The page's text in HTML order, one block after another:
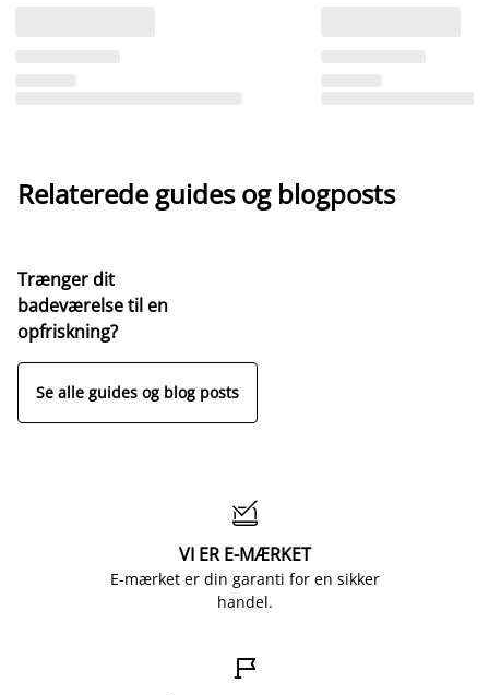
Relaterede guides og blogposts
Trænger dit
badeværelse til en
opfriskning?
Se alle guides og blog posts

VI ER E-MÆRKET
E-mærket er din garanti for en sikker
handel.
